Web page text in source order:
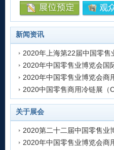
新闻资讯
2020年上海第22届中国零售
发表时间:2020-09-18
发表时间:2020-08-07
发表时间:2020-08-07
关于展会
发表时间:2020-08-21